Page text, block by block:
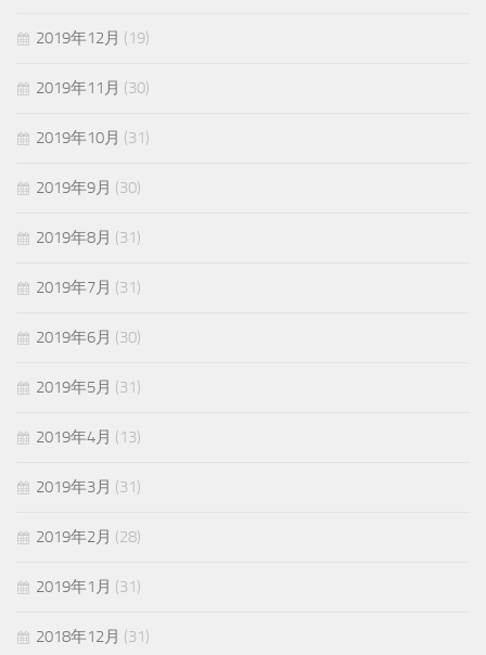
2019年12月 (19)
2019年11月 (30)
2019年10月 (31)
2019年9月 (30)
2019年8月 (31)
2019年7月 (31)
2019年6月 (30)
2019年5月 (31)
2019年4月 (13)
2019年3月 (31)
2019年2月 (28)
2019年1月 (31)
2018年12月 (31)